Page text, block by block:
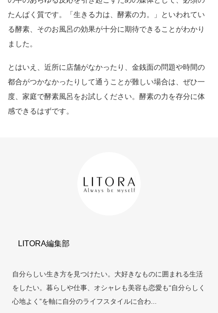
たんぱく質です。「生きる力は、酵素の力。」といわれてい
る酵素、そのお風呂の効果が十分に期待できることがわかり
ました。
とはいえ、近所に店舗がなかったり、金銭面の問題や時間の
都合がつかなかったりして通うことが難しい場合は、ぜひ一
度、家庭で酵素風呂をお試しください。酵素の力を存分に体
感できるはずです。
LITORA編集部
自分らしい生き方を見つけたい。大好きなものに囲まれる生活
をしたい。暮らしや仕事、オシャレも美容も恋愛も“自分らしく
心地よく”を軸に自分のライフスタイルに合わ...